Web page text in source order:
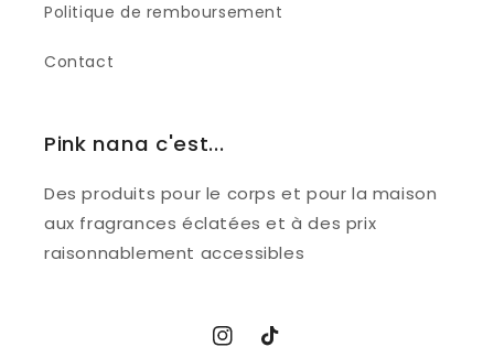
Politique de remboursement
Contact
Pink nana c'est...
Des produits pour le corps et pour la maison
aux fragrances éclatées et à des prix
raisonnablement accessibles